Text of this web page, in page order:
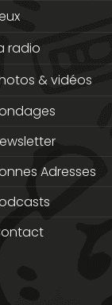
radio
& vidéos
Adresses